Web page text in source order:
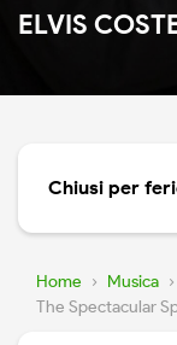
ELVIS
Chiusi per
Home › Musica ›
The Spectacular